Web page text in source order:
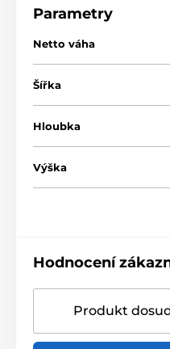
Parametry
Netto váha
Šířka
Hloubka
Výška
Hodnocení
Produkt